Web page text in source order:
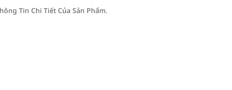
Tin Chi Tiết Của Sản Phẩm.